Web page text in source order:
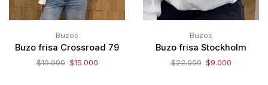
Buzos
Buzo frisa Crossroad 79
$19.000 $15.000
Buzos
Buzo frisa Stockholm
$22.000 $9.000